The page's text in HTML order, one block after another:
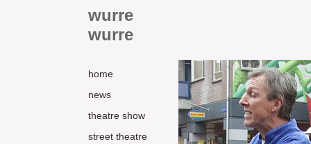
wurre
wurre
home
news
theatre show
street theatre